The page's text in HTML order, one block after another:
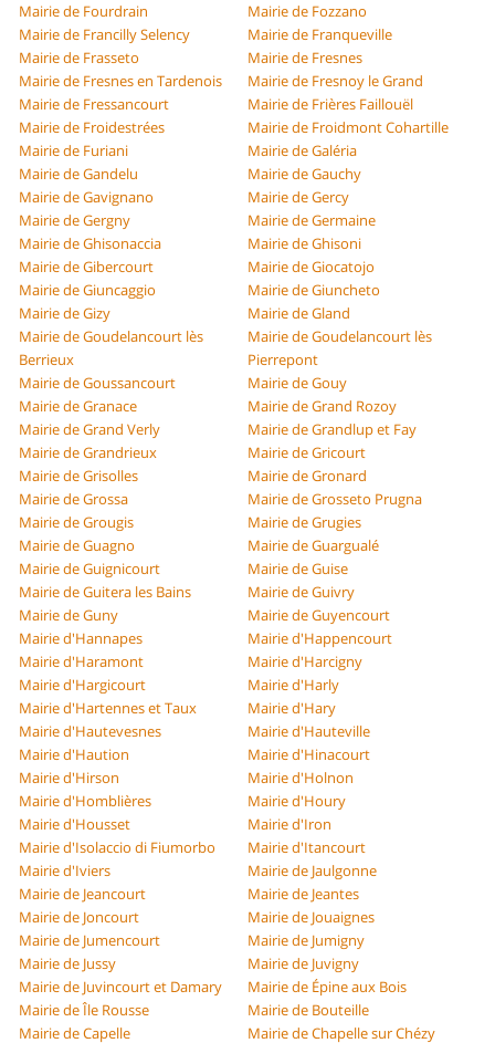
Mairie de Fourdrain
Mairie de Fozzano
Mairie de Francilly Selency
Mairie de Franqueville
Mairie de Frasseto
Mairie de Fresnes
Mairie de Fresnes en Tardenois
Mairie de Fresnoy le Grand
Mairie de Fressancourt
Mairie de Frières Faillouël
Mairie de Froidestrées
Mairie de Froidmont Cohartille
Mairie de Furiani
Mairie de Galéria
Mairie de Gandelu
Mairie de Gauchy
Mairie de Gavignano
Mairie de Gercy
Mairie de Gergny
Mairie de Germaine
Mairie de Ghisonaccia
Mairie de Ghisoni
Mairie de Gibercourt
Mairie de Giocatojo
Mairie de Giuncaggio
Mairie de Giuncheto
Mairie de Gizy
Mairie de Gland
Mairie de Goudelancourt lès
Berrieux
Mairie de Goudelancourt lès
Pierrepont
Mairie de Goussancourt
Mairie de Gouy
Mairie de Granace
Mairie de Grand Rozoy
Mairie de Grand Verly
Mairie de Grandlup et Fay
Mairie de Grandrieux
Mairie de Gricourt
Mairie de Grisolles
Mairie de Gronard
Mairie de Grossa
Mairie de Grosseto Prugna
Mairie de Grougis
Mairie de Grugies
Mairie de Guagno
Mairie de Guargualé
Mairie de Guignicourt
Mairie de Guise
Mairie de Guitera les Bains
Mairie de Guivry
Mairie de Guny
Mairie de Guyencourt
Mairie d'Hannapes
Mairie d'Happencourt
Mairie d'Haramont
Mairie d'Harcigny
Mairie d'Hargicourt
Mairie d'Harly
Mairie d'Hartennes et Taux
Mairie d'Hary
Mairie d'Hautevesnes
Mairie d'Hauteville
Mairie d'Haution
Mairie d'Hinacourt
Mairie d'Hirson
Mairie d'Holnon
Mairie d'Homblières
Mairie d'Houry
Mairie d'Housset
Mairie d'Iron
Mairie d'Isolaccio di Fiumorbo
Mairie d'Itancourt
Mairie d'Iviers
Mairie de Jaulgonne
Mairie de Jeancourt
Mairie de Jeantes
Mairie de Joncourt
Mairie de Jouaignes
Mairie de Jumencourt
Mairie de Jumigny
Mairie de Jussy
Mairie de Juvigny
Mairie de Juvincourt et Damary
Mairie de Épine aux Bois
Mairie de Île Rousse
Mairie de Bouteille
Mairie de Capelle
Mairie de Chapelle sur Chézy